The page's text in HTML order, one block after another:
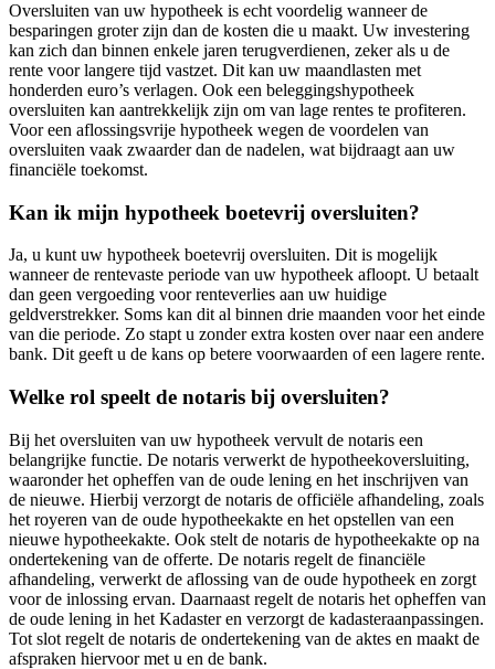
Oversluiten van uw hypotheek is echt voordelig wanneer de
besparingen groter zijn dan de kosten die u maakt. Uw investering
kan zich dan binnen enkele jaren terugverdienen, zeker als u de
rente voor langere tijd vastzet. Dit kan uw maandlasten met
honderden euro’s verlagen. Ook een beleggingshypotheek
oversluiten kan aantrekkelijk zijn om van lage rentes te profiteren.
Voor een aflossingsvrije hypotheek wegen de voordelen van
oversluiten vaak zwaarder dan de nadelen, wat bijdraagt aan uw
financiële toekomst.
Kan ik mijn hypotheek boetevrij oversluiten?
Ja, u kunt uw hypotheek boetevrij oversluiten. Dit is mogelijk
wanneer de rentevaste periode van uw hypotheek afloopt. U betaalt
dan geen vergoeding voor renteverlies aan uw huidige
geldverstrekker. Soms kan dit al binnen drie maanden voor het einde
van die periode. Zo stapt u zonder extra kosten over naar een andere
bank. Dit geeft u de kans op betere voorwaarden of een lagere rente.
Welke rol speelt de notaris bij oversluiten?
Bij het oversluiten van uw hypotheek vervult de notaris een
belangrijke functie. De notaris verwerkt de hypotheekoversluiting,
waaronder het opheffen van de oude lening en het inschrijven van
de nieuwe. Hierbij verzorgt de notaris de officiële afhandeling, zoals
het royeren van de oude hypotheekakte en het opstellen van een
nieuwe hypotheekakte. Ook stelt de notaris de hypotheekakte op na
ondertekening van de offerte. De notaris regelt de financiële
afhandeling, verwerkt de aflossing van de oude hypotheek en zorgt
voor de inlossing ervan. Daarnaast regelt de notaris het opheffen van
de oude lening in het Kadaster en verzorgt de kadasteraanpassingen.
Tot slot regelt de notaris de ondertekening van de aktes en maakt de
afspraken hiervoor met u en de bank.